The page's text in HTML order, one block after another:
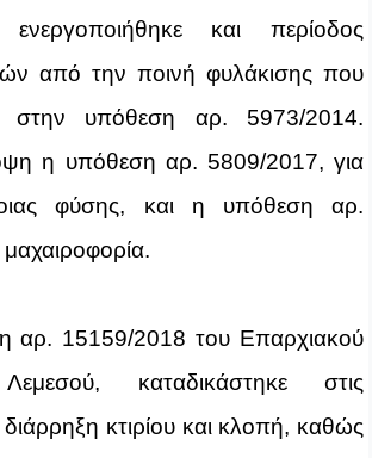
και περίοδος
από την ποινή φυλάκισης που
στην υπόθεση αρ. 5973/2014.
η υπόθεση αρ. 5809/2017, για
φύσης, και η υπόθεση αρ.
αρ. 15159/2018 του Επαρχιακού
καταδικάστηκε στις
κτιρίου και κλοπή, καθώς